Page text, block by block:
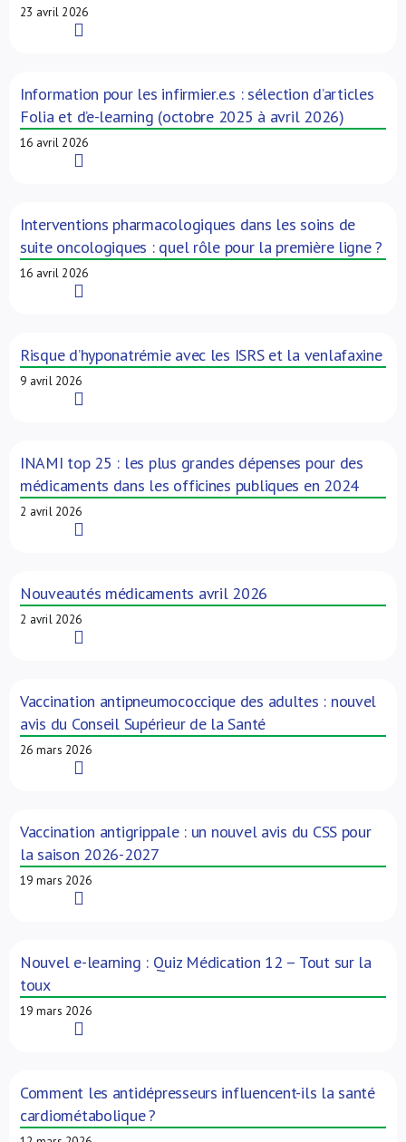
23 avril 2026
Information pour les infirmier.e.s : sélection d’articles
Folia et d’e-learning (octobre 2025 à avril 2026)
16 avril 2026
Interventions pharmacologiques dans les soins de
suite oncologiques : quel rôle pour la première ligne ?
16 avril 2026
Risque d’hyponatrémie avec les ISRS et la venlafaxine
9 avril 2026
INAMI top 25 : les plus grandes dépenses pour des
médicaments dans les officines publiques en 2024
2 avril 2026
Nouveautés médicaments avril 2026
2 avril 2026
Vaccination antipneumococcique des adultes : nouvel
avis du Conseil Supérieur de la Santé
26 mars 2026
Vaccination antigrippale : un nouvel avis du CSS pour
la saison 2026-2027
19 mars 2026
Nouvel e-learning : Quiz Médication 12 – Tout sur la
toux
19 mars 2026
Comment les antidépresseurs influencent-ils la santé
cardiométabolique ?